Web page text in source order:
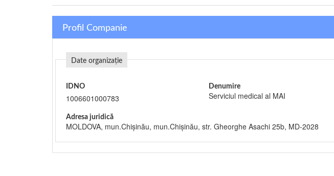
Profil Companie
Date organizație
IDNO
1006601000783
Denumire
Serviciul medical al MAI
Adresa juridică
MOLDOVA, mun.Chişinău, mun.Chişinău, str. Gheorghe Asachi 25b, MD-2028